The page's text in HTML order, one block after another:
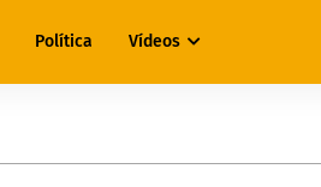
Política Vídeos